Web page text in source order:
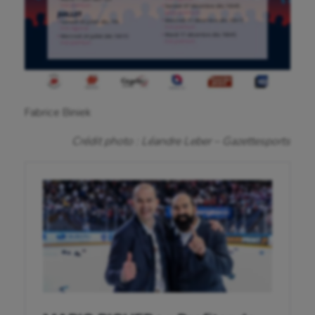
Hippisme
Kayak-polo
Korfbal
Longue paume
Moto
Natation
Natation artistique
Omnisports
Outdoor
Paddle
Fabrice Biniek
Crédit photo : Léandre Leber – Gazettesports